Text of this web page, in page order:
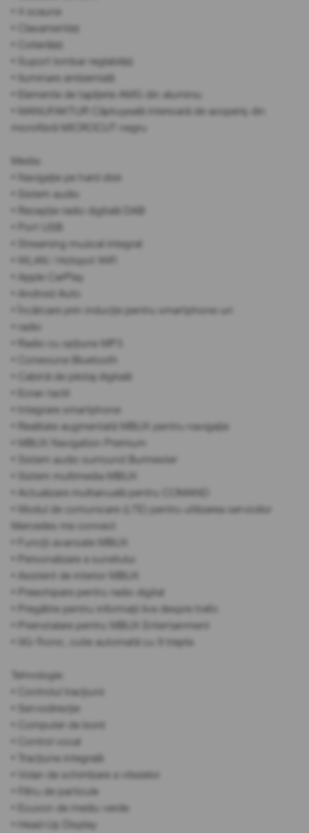
• 4 scaune
• Clasament(e)
• Cotieră(e)
• Suport lombar reglabil(e)
• Iluminare ambientală
• Elemente de tapițerie AMG din aluminiu
• MANUFAKTUR Căptușeală interioară de acoperiș din
microfibră MICROCUT negru
Media:
• Navigație pe hard disk
• Sistem audio
• Recepție radio digitală DAB
• Port USB
• Streaming muzical integrat
• WLAN / Hotspot WiFi
• Apple CarPlay
• Android Auto
• Încărcare prin inducție pentru smartphone-uri
• radio
• Radio cu opțiune MP3
• Conexiune Bluetooth
• Cabină de pilotaj digitală
• Ecran tactil
• Integrare smartphone
• Realitate augmentată MBUX pentru navigație
• MBUX Navigation Premium
• Sistem audio surround Burmester
• Sistem multimedia MBUX
• Actualizare multianuală pentru COMAND
• Modul de comunicare (LTE) pentru utilizarea serviciilor
Mercedes me connect
• Funcții avansate MBUX
• Personalizare a sunetului
• Asistent de interior MBUX
• Preechipare pentru radio digital
• Pregătire pentru informații live despre trafic
• Preinstalare pentru MBUX Entertainment
• 9G-Tronic, cutie automată cu 9 trepte
Tehnologie:
• Controlul tracțiunii
• Servodirecție
• Computer de bord
• Control vocal
• Tracțiune integrală
• Volan de schimbare a vitezelor
• Filtru de particule
• Ecuson de mediu verde
• Head-Up Display